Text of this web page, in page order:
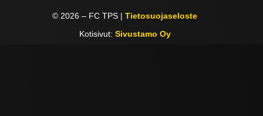
©2026 – FC TPS |Tietosuojaseloste
Kotisivut: Sivustamo Oy